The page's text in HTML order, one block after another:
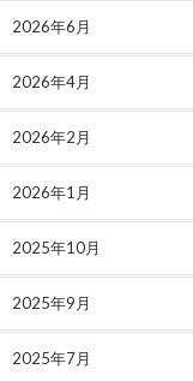
2026年6月
2026年4月
2026年2月
2026年1月
2025年10月
2025年9月
2025年7月